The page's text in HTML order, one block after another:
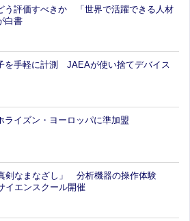
う評価すべきか 「世界で活躍できる人材
白書
を手軽に計測 JAEAが使い捨てデバイス
ライズン・ヨーロッパに準加盟
剣なまなざし」 分析機器の操作体験
イエンスクール開催